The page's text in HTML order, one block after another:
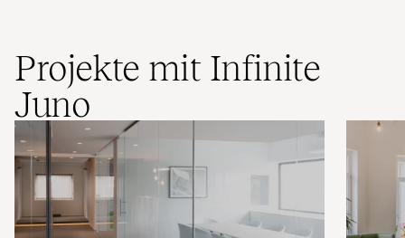
Projekte mit Infinite
Juno